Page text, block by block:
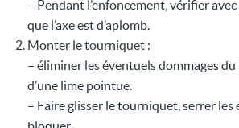
– Pendant l’enfoncement, vérifier
que l’axe est d’aplomb.
Monter le tourniquet :
– éliminer les éventuels dommages du
d’une lime pointue.
– Faire glisser le tourniquet, serrer les